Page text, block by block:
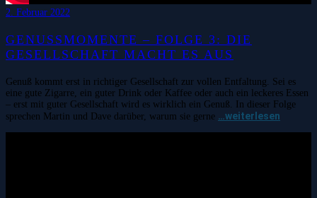
2. Februar 2022
GENUSSMOMENTE – FOLGE 3: DIE
GESELLSCHAFT MACHT ES AUS
Genuß kommt erst in richtiger Gesellschaft zur vollen Entfaltung. Sei es
eine gute Zigarre, ein guter Drink oder Kaffee oder auch ein leckeres Essen
– erst mit guter Gesellschaft wird es wirklich ein Genuß. In dieser Folge
sprechen Martin und Dave darüber, warum sie gerne …weiterlesen